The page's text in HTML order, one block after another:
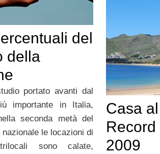
del
della
portato avanti dal
importante in Italia,
seconda metà del
le locazioni di
sono calate,
Casa
Record
2009